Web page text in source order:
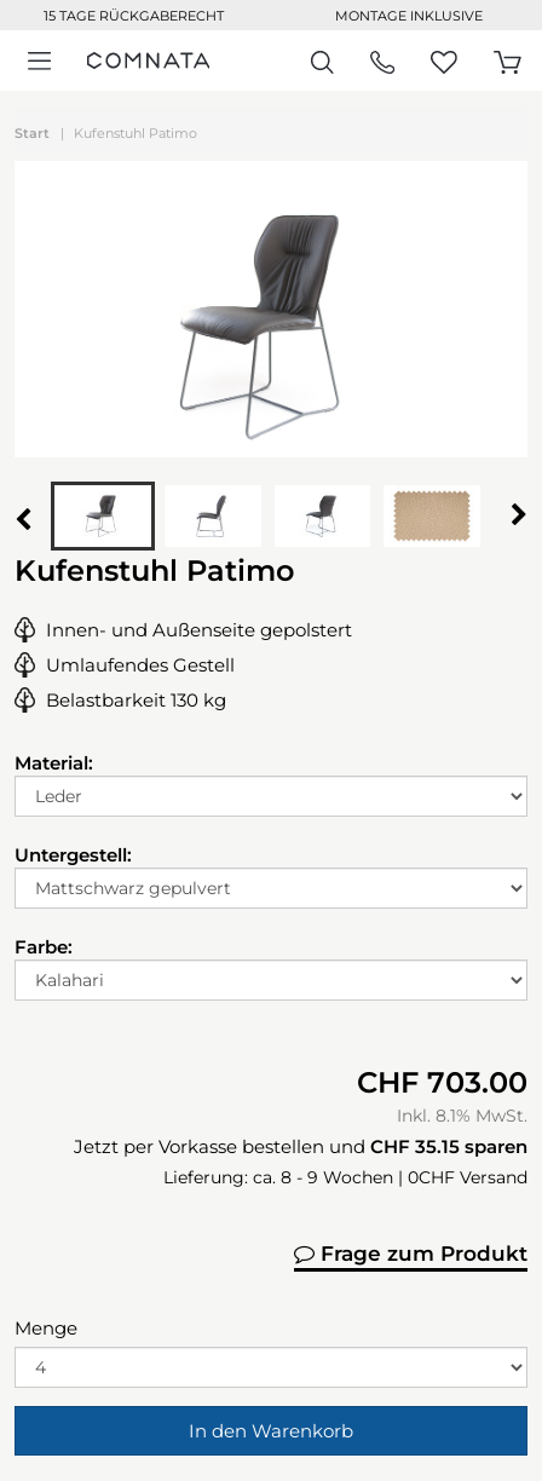
15 TAGE RÜCKGABERECHT MONTAGE INKLUSIVE
Start Kufenstuhl Patimo
Kufenstuhl Patimo
Innen- und Außenseite gepolstert
Umlaufendes Gestell
Belastbarkeit 130 kg
Material:
Untergestell:
Farbe:
CHF 703.00
Inkl. 8.1% MwSt.
Jetzt per Vorkasse bestellen und CHF 35.15 sparen
Lieferung: ca. 8 - 9 Wochen | 0CHF Versand
Frage zum Produkt
Menge
In den Warenkorb